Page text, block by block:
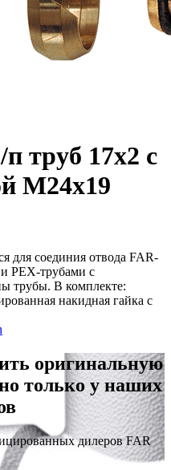
труб 17x2 с
М24х19
для соединия отвода FAR-
РЕХ-трубами с
трубы. В комплекте:
накидная гайка с
оригинальную
только у наших
дилеров FAR